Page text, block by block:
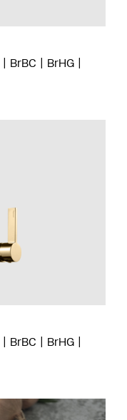
BrBC
BrHG
BrBC
BrHG